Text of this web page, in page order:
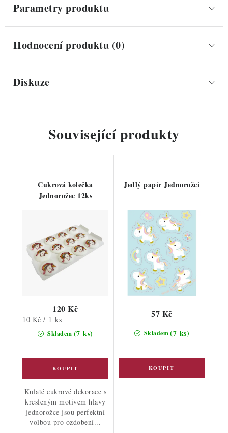
Parametry produktu
Hodnocení produktu (0)
Diskuze
Související produkty
Cukrová kolečka
Jednorožec 12ks
Skladem (7 ks)
120 Kč
Měrná
10 Kč / 1 ks
Kulaté cukrové dekorace s
kresleným motivem hlavy
jednorožce jsou perfektní
volbou pro ozdobení...
Jedlý papír Jednorožci
Skladem(7 ks)
57 Kč